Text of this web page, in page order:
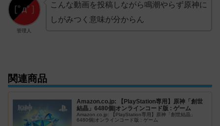
管理人
こんな動画を投稿しながら鳴潮やらず原神に
しがみつく意味が分からん
関連商品
Amazon.co.jp: 【PlayStation専用】原神「創世
結晶」6480個|オンラインコード版 : ゲーム
Amazon.co.jp: 【PlayStation専用】原神「創世結晶」
6480個|オンラインコード版 : ゲーム